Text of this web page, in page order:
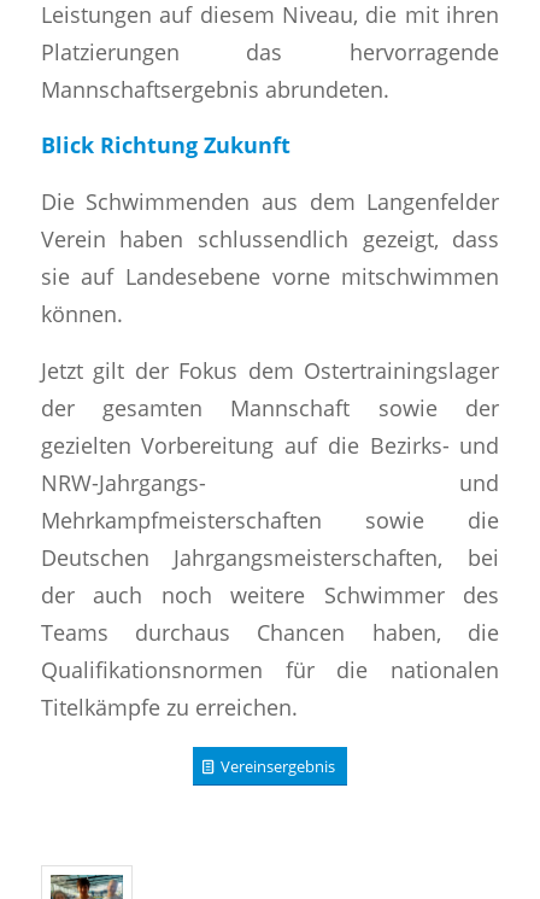
Leistungen auf diesem Niveau, die mit ihren
Platzierungen das hervorragende
Mannschaftsergebnis abrundeten.
Blick Richtung Zukunft
​Die Schwimmenden aus dem Langenfelder
Verein haben schlussendlich gezeigt, dass
sie auf Landesebene vorne mitschwimmen
können.
​Jetzt gilt der Fokus dem Ostertrainingslager
der gesamten Mannschaft sowie der
gezielten Vorbereitung auf die Bezirks- und
NRW-Jahrgangs- und
Mehrkampfmeisterschaften sowie die
Deutschen Jahrgangsmeisterschaften, bei
der auch noch weitere Schwimmer des
Teams durchaus Chancen haben, die
Qualifikationsnormen für die nationalen
Titelkämpfe zu erreichen.
Vereinsergebnis